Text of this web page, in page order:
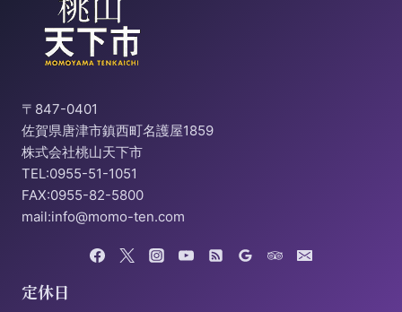
〒847-0401
佐賀県唐津市鎮西町名護屋1859
株式会社桃山天下市
TEL:0955-51-1051
FAX:0955-82-5800
mail:info@momo-ten.com
定休日